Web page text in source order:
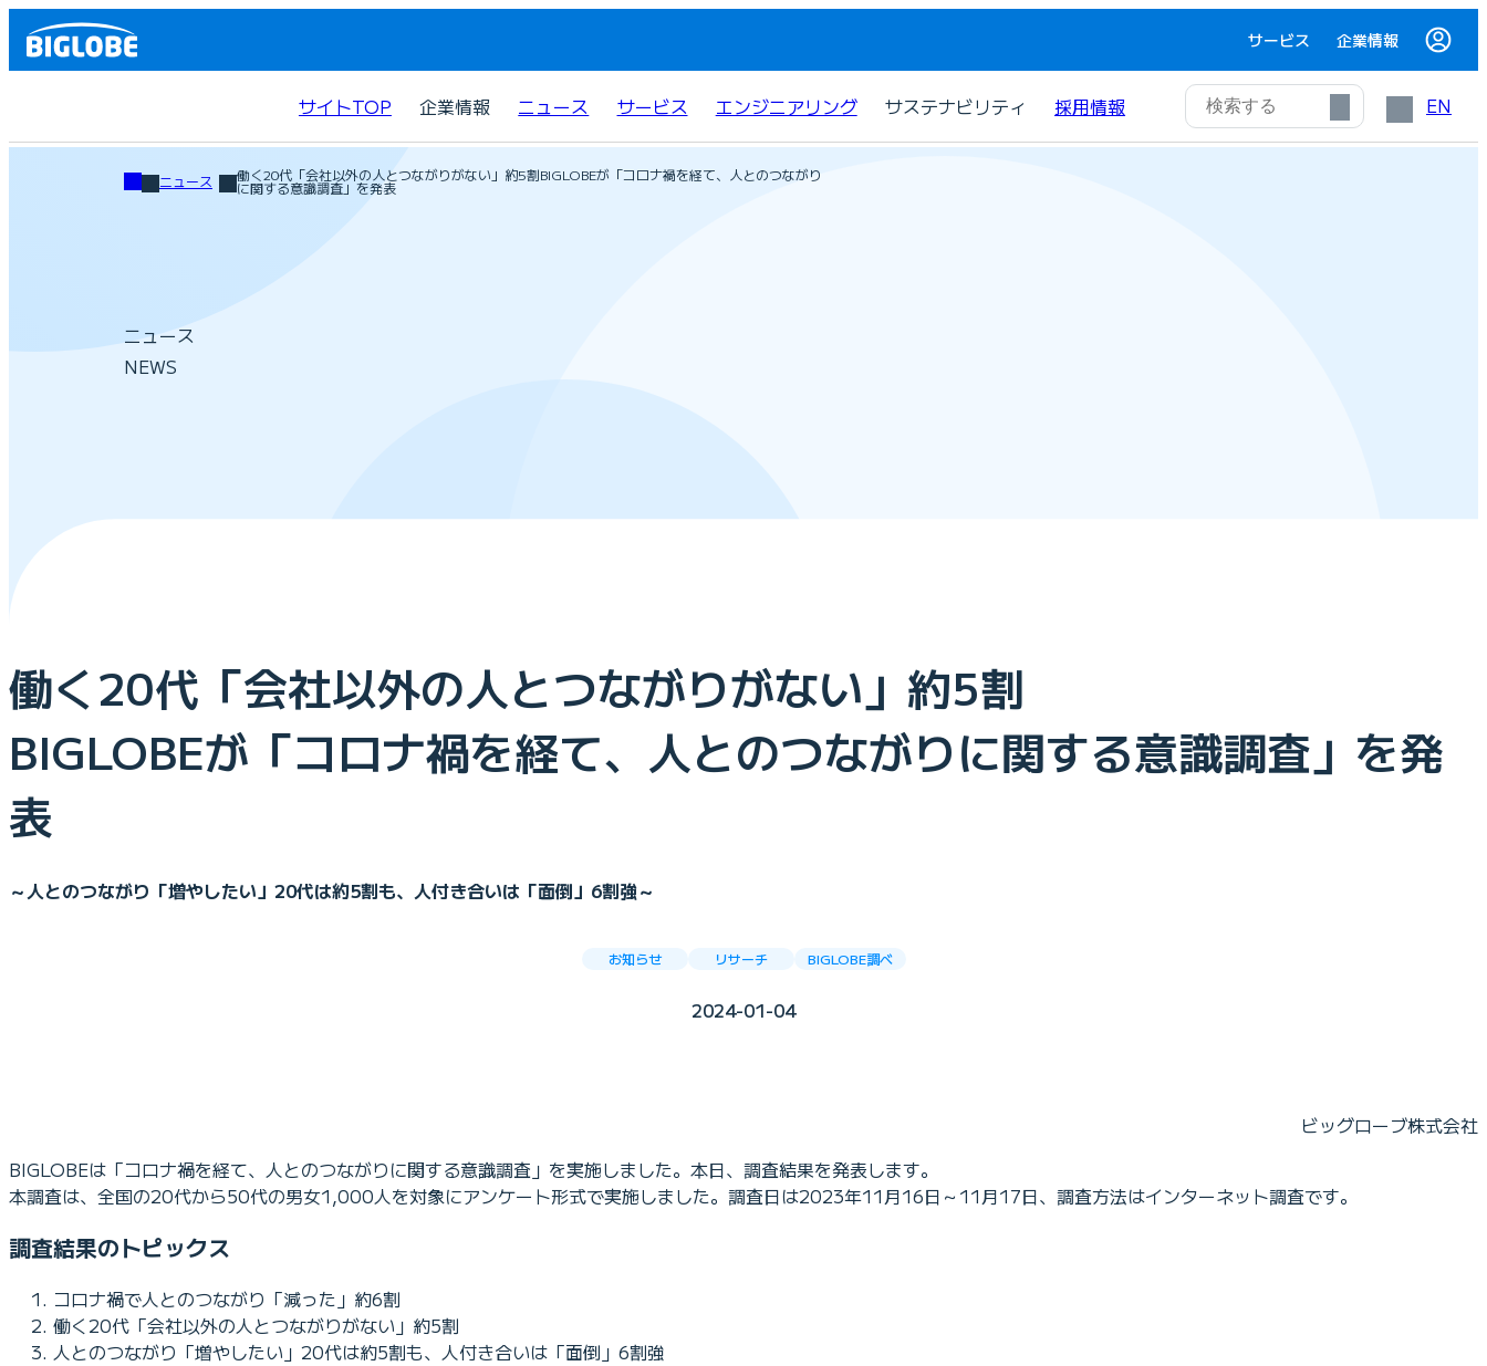
サービス 企業情報
サイトTOP 企業情報 ニュース サービス エンジニアリング サステナビリティ 採用情報 EN
ニュース 働く20代「会社以外の人とつながりがない」約5割BIGLOBEが「コロナ禍を経て、人とのつながり
に関する意識調査」を発表
ニュース
NEWS
働く20代「会社以外の人とつながりがない」約5割
BIGLOBEが「コロナ禍を経て、人とのつながりに関する意識調査」を発
表
～人とのつながり「増やしたい」20代は約5割も、人付き合いは「面倒」6割強～
お知らせ リサーチ BIGLOBE調べ
2024-01-04
ビッグローブ株式会社
BIGLOBEは「コロナ禍を経て、人とのつながりに関する意識調査」を実施しました。本日、調査結果を発表します。
本調査は、全国の20代から50代の男女1,000人を対象にアンケート形式で実施しました。調査日は2023年11月16日～11月17日、調査方法はインターネット調査です。
調査結果のトピックス
コロナ禍で人とのつながり「減った」約6割
働く20代「会社以外の人とつながりがない」約5割
人とのつながり「増やしたい」20代は約5割も、人付き合いは「面倒」6割強